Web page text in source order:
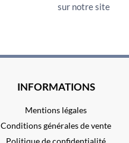
sur notre site
INFORMATIONS
Mentions légales
Conditions générales de vente
Politique de confidentialité